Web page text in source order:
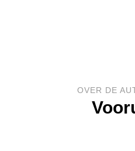
OVER DE